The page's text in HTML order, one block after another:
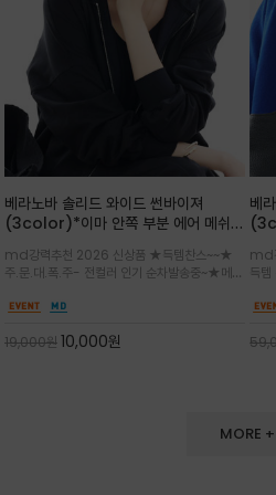
베라노바 솔리드 와이드 썬바이져
(3color)*이마 안쪽 부분 에어 메쉬
노바 심볼 전사 인쇄(Transfer
Printing)뒷밴딩으로 사이즈 조절이 가
능해 누구나 안정적으로 착용
md강력추천 2026 신상품 ★득템찬스~~★
주.문.대.폭.주- 전컬러 인기 순차발송중~★메쉬
일 보송보송한 스킨케어 핏(Skin-care fit)을
프,여행까지~~
19,000원10,000원
베
잡
뒷
터치
md
득
인
스러
MORE +